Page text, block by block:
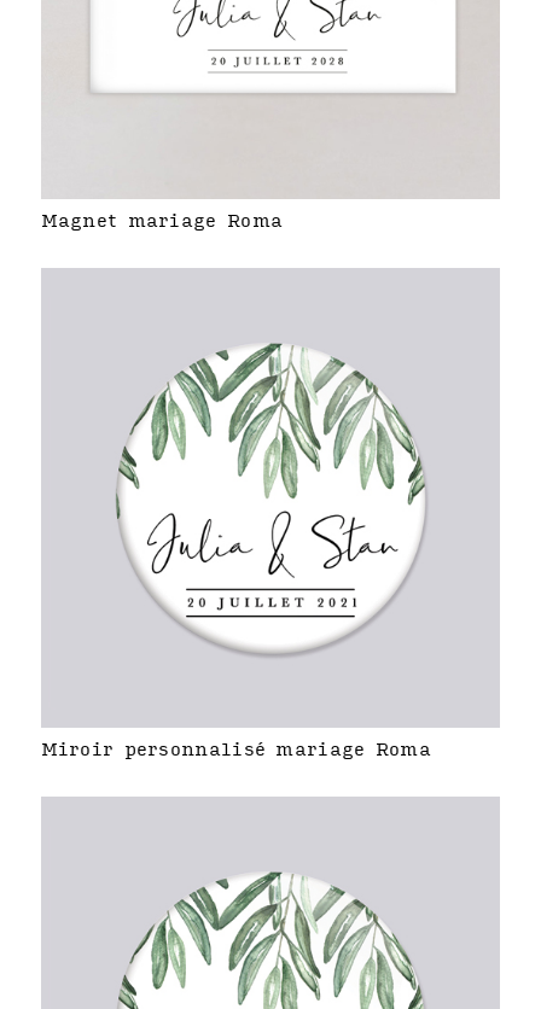
Magnet mariage Roma
Miroir personnalisé mariage Roma